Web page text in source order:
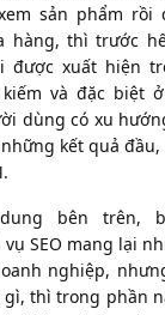
sản phẩm rồi
hàng, thì trước
được xuất hiện
và đặc biệt
dùng có xu
kết quả
bên trên,
SEO mang lại
nghiệp,
thì trong phần